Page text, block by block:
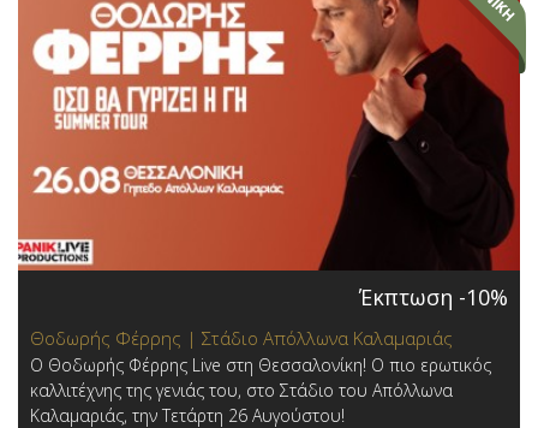
Έκπτωση -10%
Θοδωρής Φέρρης | Στάδιο Απόλλωνα Καλαμαριάς
Ο Θοδωρής Φέρρης Live στη Θεσσαλονίκη! Ο πιο ερωτικός
καλλιτέχνης της γενιάς του, στο Στάδιο του Απόλλωνα
Καλαμαριάς, την Τετάρτη 26 Αυγούστου!